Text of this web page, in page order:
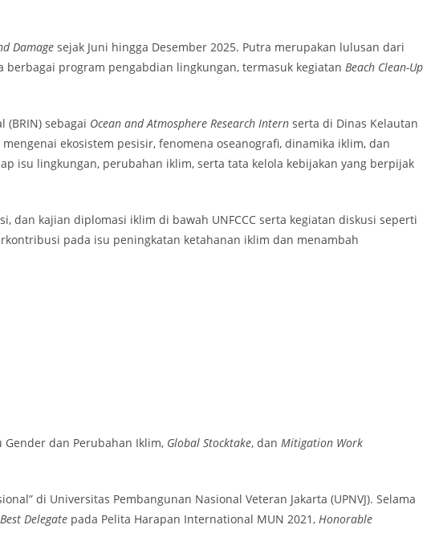
Damage sejak Juni hingga Desember 2025. Putra merupakan lulusan dari
berbagai program pengabdian lingkungan, termasuk kegiatan Beach Clean-Up
sebagai Ocean and Atmosphere Research Intern serta di Dinas Kelautan
ekosistem pesisir, fenomena oseanografi, dinamika iklim, dan
isu lingkungan, perubahan iklim, serta tata kelola kebijakan yang berpijak
kajian diplomasi iklim di bawah UNFCCC serta kegiatan diskusi seperti
pada isu peningkatan ketahanan iklim dan menambah
Gender dan Perubahan Iklim, Global Stocktake, dan Mitigation Work
di Universitas Pembangunan Nasional Veteran Jakarta (UPNVJ). Selama
Best Delegate pada Pelita Harapan International MUN 2021, Honorable